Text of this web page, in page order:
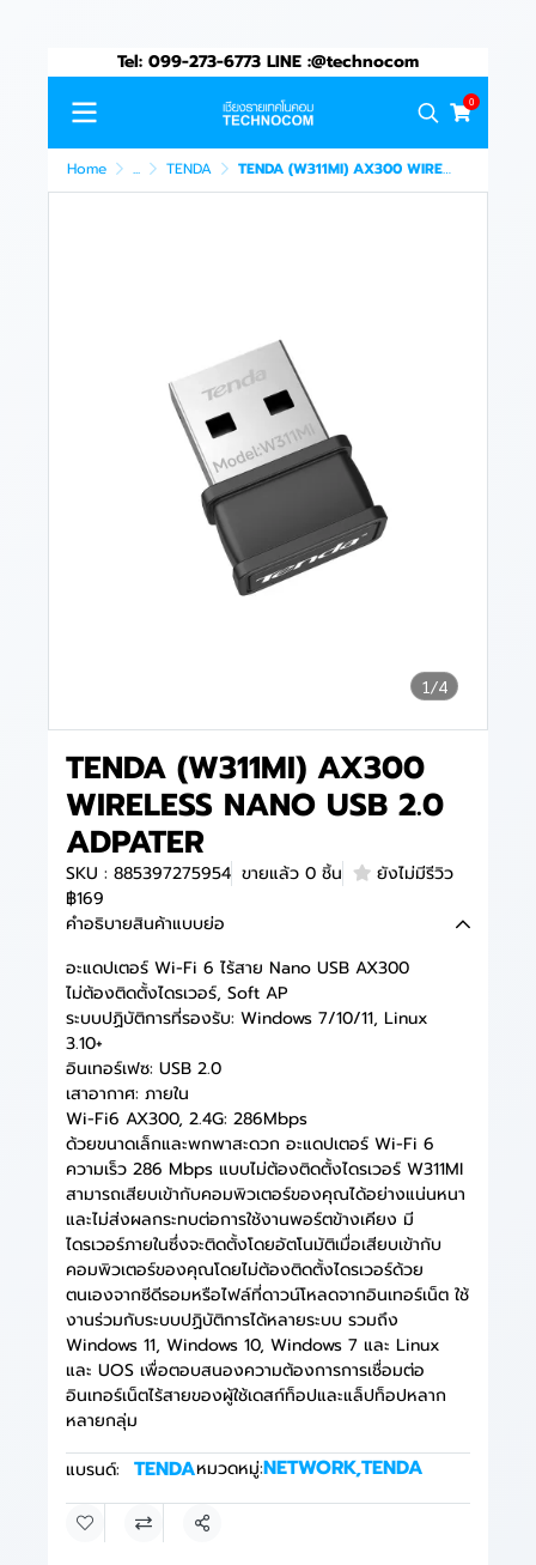
Tel: 099-273-6773 LINE :@technocom
0
Home ... TENDA TENDA (W311MI) AX300 WIRELESS NANO USB 2.0 ADPATER
1/4
TENDA (W311MI) AX300
WIRELESS NANO USB 2.0
ADPATER
SKU : 885397275954 ขายแล้ว 0 ชิ้น
ยังไม่มีรีวิว
฿169
คำอธิบายสินค้าแบบย่อ
อะแดปเตอร์ Wi-Fi 6 ไร้สาย Nano USB AX300
ไม่ต้องติดตั้งไดรเวอร์, Soft AP
ระบบปฏิบัติการที่รองรับ: Windows 7/10/11, Linux
3.10+
อินเทอร์เฟซ: USB 2.0
เสาอากาศ: ภายใน
Wi-Fi6 AX300, 2.4G: 286Mbps
ด้วยขนาดเล็กและพกพาสะดวก อะแดปเตอร์ Wi-Fi 6
ความเร็ว 286 Mbps แบบไม่ต้องติดตั้งไดรเวอร์ W311MI
สามารถเสียบเข้ากับคอมพิวเตอร์ของคุณได้อย่างแน่นหนา
และไม่ส่งผลกระทบต่อการใช้งานพอร์ตข้างเคียง มี
ไดรเวอร์ภายในซึ่งจะติดตั้งโดยอัตโนมัติเมื่อเสียบเข้ากับ
คอมพิวเตอร์ของคุณโดยไม่ต้องติดตั้งไดรเวอร์ด้วย
ตนเองจากซีดีรอมหรือไฟล์ที่ดาวน์โหลดจากอินเทอร์เน็ต ใช้
งานร่วมกับระบบปฏิบัติการได้หลายระบบ รวมถึง
Windows 11, Windows 10, Windows 7 และ Linux
และ UOS เพื่อตอบสนองความต้องการการเชื่อมต่อ
อินเทอร์เน็ตไร้สายของผู้ใช้เดสก์ท็อปและแล็ปท็อปหลาก
หลายกลุ่ม
แบรนด์:
TENDAหมวดหมู่:NETWORK,TENDA
แชร์